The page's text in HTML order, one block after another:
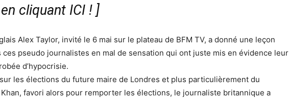
cliquant ICI ! ]
Alex Taylor, invité le 6 mai sur le plateau de BFM TV, a donné une leçon
ces pseudo journalistes en mal de sensation qui ont juste mis en évidence leur
d’hypocrisie.
sur les élections du future maire de Londres et plus particulièrement du
favori alors pour remporter les élections, le journaliste britannique a